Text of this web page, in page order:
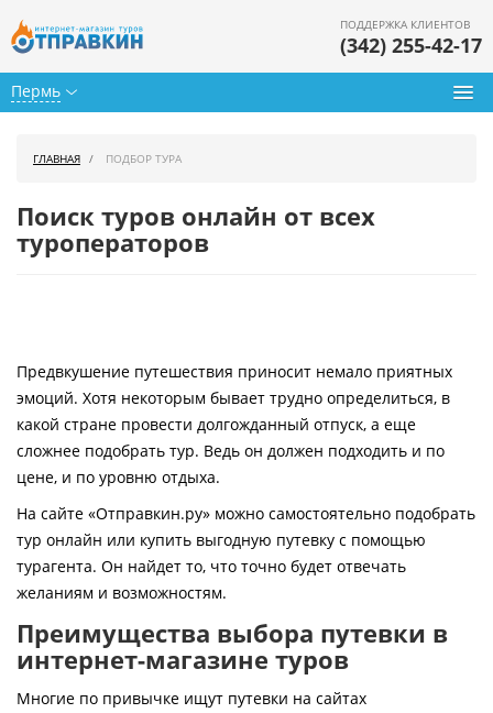
Пермь
ПОДДЕРЖКА КЛИЕНТОВ
(342) 255-42-17
Горящие туры
Страны
Как купить
Контакты
ГЛАВНАЯ ПОДБОР ТУРА
Поиск туров онлайн от всех
туроператоров
Предвкушение путешествия приносит немало приятных
эмоций. Хотя некоторым бывает трудно определиться, в
какой стране провести долгожданный отпуск, а еще
сложнее подобрать тур. Ведь он должен подходить и по
цене, и по уровню отдыха.
На сайте «Отправкин.ру» можно самостоятельно подобрать
тур онлайн или купить выгодную путевку с помощью
турагента. Он найдет то, что точно будет отвечать
желаниям и возможностям.
Преимущества выбора путевки в
интернет-магазине туров
Многие по привычке ищут путевки на сайтах